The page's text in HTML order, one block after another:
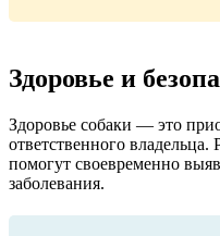
Здоровье и
Здоровье собаки — это
ответственного
помогут своевременно
заболевания.